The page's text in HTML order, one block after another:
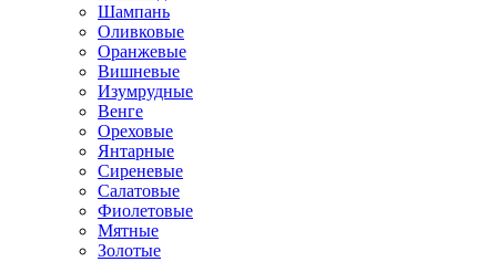
Шампань
Оливковые
Оранжевые
Вишневые
Изумрудные
Венге
Ореховые
Янтарные
Сиреневые
Салатовые
Фиолетовые
Мятные
Золотые